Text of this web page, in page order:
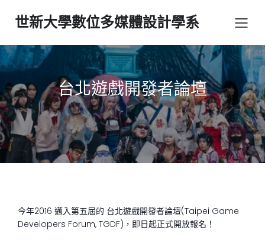
世新大學數位多媒體設計學系
台北遊戲開發者論壇
今年2016 邁入第五屆的 台北遊戲開發者論壇(Taipei Game
Developers Forum, TGDF)，即日起正式開放報名！